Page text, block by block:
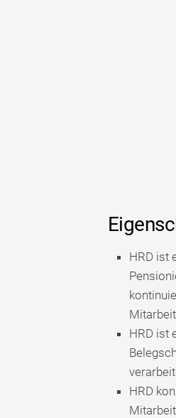
HRD ist
HRD ist
HRD